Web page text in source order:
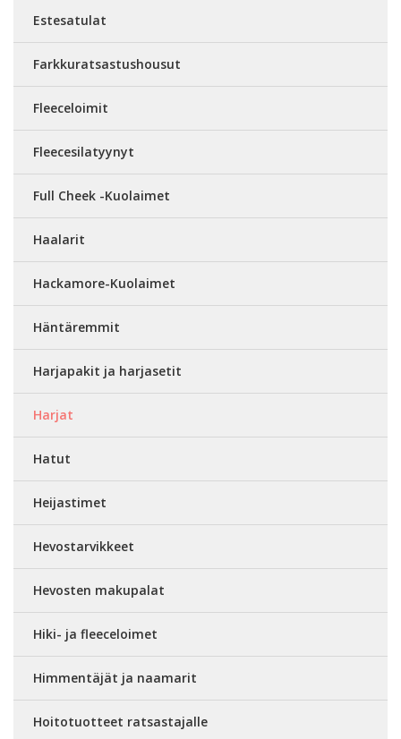
Estesatulat
Farkkuratsastushousut
Fleeceloimit
Fleecesilatyynyt
Full Cheek -Kuolaimet
Haalarit
Hackamore-Kuolaimet
Häntäremmit
Harjapakit ja harjasetit
Harjat
Hatut
Heijastimet
Hevostarvikkeet
Hevosten makupalat
Hiki- ja fleeceloimet
Himmentäjät ja naamarit
Hoitotuotteet ratsastajalle